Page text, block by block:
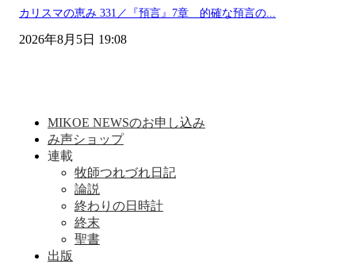
カリスマの恵み 331／『預言』7章 的確な預言の...
2026年8月5日 19:08
MIKOE NEWSのお申し込み
み声ショップ
連載
牧師つれづれ日記
論説
終わりの日時計
終末
聖書
出版